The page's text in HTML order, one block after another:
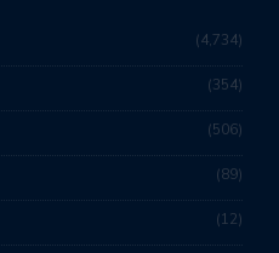
4,734
354
506
89
12